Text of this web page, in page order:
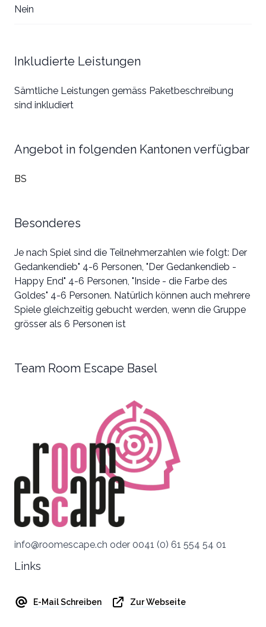
Nein
Inkludierte Leistungen
Sämtliche Leistungen gemäss Paketbeschreibung
sind inkludiert
Angebot in folgenden Kantonen verfügbar
BS
Besonderes
Je nach Spiel sind die Teilnehmerzahlen wie folgt: Der
Gedankendieb" 4-6 Personen, "Der Gedankendieb -
Happy End" 4-6 Personen, "Inside - die Farbe des
Goldes" 4-6 Personen. Natürlich können auch mehrere
Spiele gleichzeitig gebucht werden, wenn die Gruppe
grösser als 6 Personen ist
Team Room Escape Basel
info@roomescape.ch oder 0041 (0) 61 554 54 01
Links
E-Mail Schreiben Zur Webseite